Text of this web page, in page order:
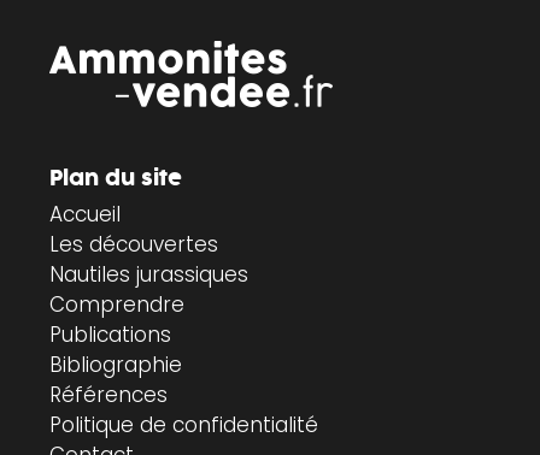
Plan du site
Accueil
Les découvertes
Nautiles jurassiques
Comprendre
Publications
Bibliographie
Références
Politique de confidentialité